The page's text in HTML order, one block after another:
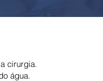
cirurgia.
água.